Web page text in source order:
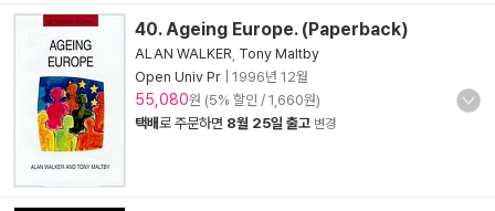
40. Ageing Europe. (Paperback)
ALAN WALKER Tony Maltby
Open Univ Pr
1996년 12월
55,080원 (5% 할인 / 1,660원)
택배로 주문하면 8월 25일 출고 변경